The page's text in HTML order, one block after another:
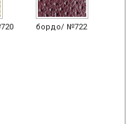
бордо/ №722